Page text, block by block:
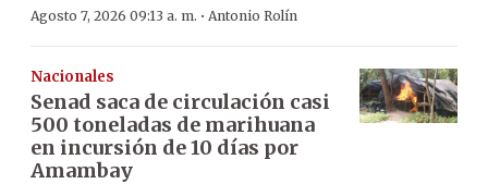
Agosto 7, 2026 09:13 a. m. · Antonio Rolín
Nacionales
Senad saca de circulación casi
500 toneladas de marihuana
en incursión de 10 días por
Amambay